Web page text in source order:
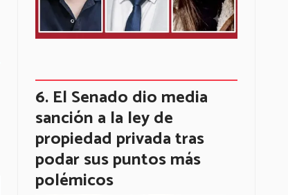
El Senado dio media
sanción a la ley de
propiedad privada tras
podar sus puntos más
polémicos